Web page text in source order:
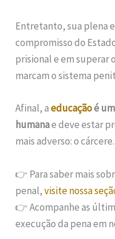
Entretanto, sua plena
compromisso do
prisional e em superar
marcam o sistema
Afinal, aeducaçãoé
humanae deve estar
mais adverso: o cárcere.
👉 Para saber mais
penal,visite nossa
👉 Acompanhe as
execução da pena em